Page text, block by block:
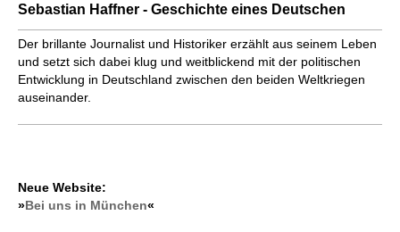
Sebastian Haffner - Geschichte eines Deutschen
Der brillante Journalist und Historiker erzählt aus seinem Leben
und setzt sich dabei klug und weitblickend mit der politischen
Entwicklung in Deutschland zwischen den beiden Weltkriegen
auseinander.
Neue Website:
»Bei uns in München«